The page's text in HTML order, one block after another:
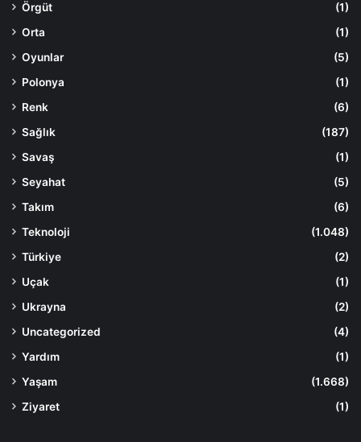
Örgüt
(1)
Orta
(1)
Oyunlar
(5)
Polonya
(1)
Renk
(6)
Sağlık
(187)
Savaş
(1)
Seyahat
(5)
Takım
(6)
Teknoloji
(1.048)
Türkiye
(2)
Uçak
(1)
Ukrayna
(2)
Uncategorized
(4)
Yardım
(1)
Yaşam
(1.668)
Ziyaret
(1)